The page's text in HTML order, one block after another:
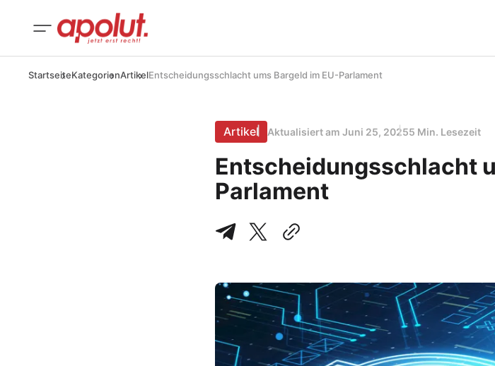
StartseiteKategorienArtikelEntscheidungsschlacht ums Bargeld im EU-Parlament
Artikel Aktualisiert am Juni 25, 20255 Min. Lesezeit
Entscheidungsschlacht
Parlament